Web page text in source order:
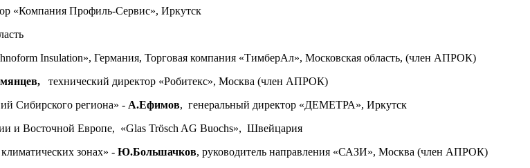
«Компания Профиль-Сервис», Иркутск
Insulation», Германия, Торговая компания «ТимберАл», Московская область, (член АПРОК)
технический директор «Робитекс», Москва (член АПРОК)
Сибирского региона» - А.Ефимов, генеральный директор «ДЕМЕТРА», Иркутск
и Восточной Европе, «Glas Trösch AG Buochs», Швейцария
зонах» - Ю.Большачков, руководитель направления «САЗИ», Москва (член АПРОК)